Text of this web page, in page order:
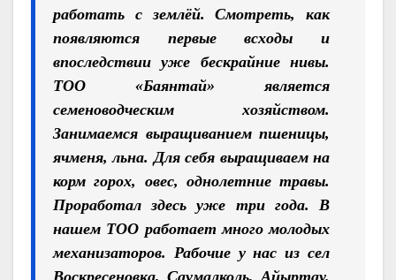
работать с землёй. Смотреть, как
появляются первые всходы и
впоследствии уже бескрайние нивы.
ТОО «Баянтай» является
семеноводческим хозяйством.
Занимаемся выращиванием пшеницы,
ячменя, льна. Для себя выращиваем на
корм горох, овес, однолетние травы.
Проработал здесь уже три года. В
нашем ТОО работает много молодых
механизаторов. Рабочие у нас из сел
Воскресеновка, Саумалколь, Айыртау.